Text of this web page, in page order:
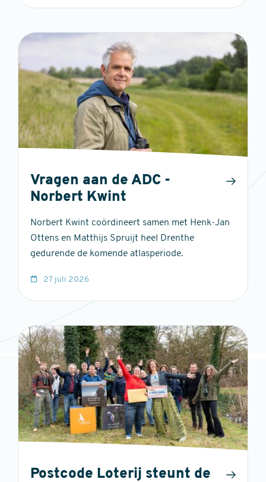
Vragen aan de ADC -
Norbert Kwint
Norbert Kwint coördineert samen met Henk-Jan
Ottens en Matthijs Spruijt heel Drenthe
gedurende de komende atlasperiode.
27 juli 2026
Postcode Loterij steunt de